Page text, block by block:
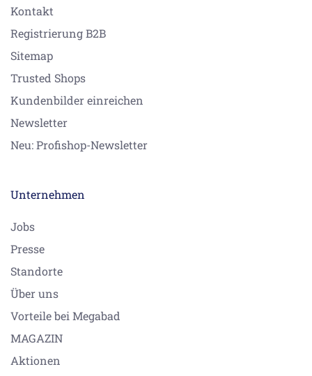
Kontakt
Registrierung B2B
Sitemap
Trusted Shops
Kundenbilder einreichen
Newsletter
Neu: Profishop-Newsletter
Unternehmen
Jobs
Presse
Standorte
Über uns
Vorteile bei Megabad
MAGAZIN
Aktionen